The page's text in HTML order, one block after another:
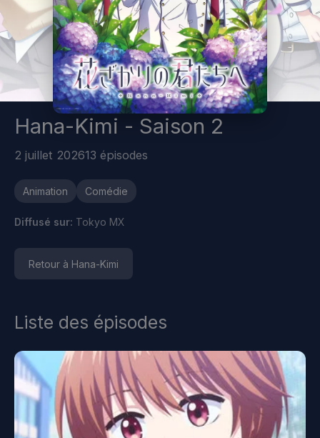
Hana-Kimi - Saison 2
2 juillet 202613 épisodes
Animation Comédie
Diffusé sur: Tokyo MX
Retour à Hana-Kimi
Liste des épisodes